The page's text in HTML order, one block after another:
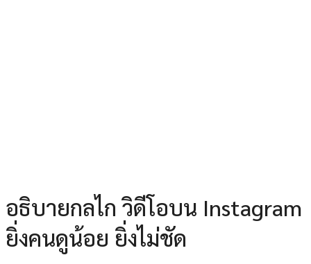
อธิบายกลไก วิดีโอบน Instagram
ยิ่งคนดูน้อย ยิ่งไม่ชัด